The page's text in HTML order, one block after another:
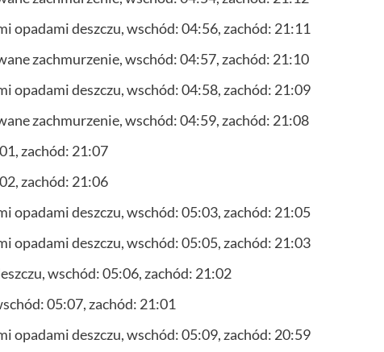
opadami deszczu, wschód: 04:56, zachód: 21:11
zachmurzenie, wschód: 04:57, zachód: 21:10
opadami deszczu, wschód: 04:58, zachód: 21:09
zachmurzenie, wschód: 04:59, zachód: 21:08
zachód: 21:07
zachód: 21:06
opadami deszczu, wschód: 05:03, zachód: 21:05
opadami deszczu, wschód: 05:05, zachód: 21:03
wschód: 05:06, zachód: 21:02
05:07, zachód: 21:01
opadami deszczu, wschód: 05:09, zachód: 20:59